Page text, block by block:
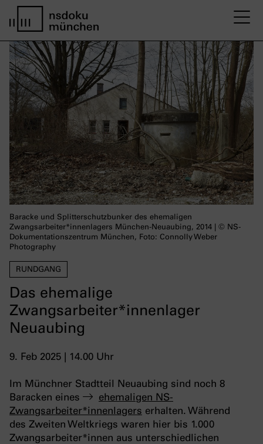
RUNDGANG
Das ehemalige
Zwangsarbeiter*innenlager
Neuaubing
9. Feb 2025 | 14.00 Uhr
Baracke und Splitterschutzbunker des ehemaligen
Zwangsarbeiter*innenlagers München-Neuaubing, 2014 | © NS-
Dokumentationszentrum München, Foto: Connolly Weber
Photography
Im Münchner Stadtteil Neuaubing sind noch 8
Baracken eines
ehemaligen NS-
Zwangsarbeiter*innenlagers erhalten. Während
des Zweiten Weltkriegs waren hier bis 1.000
Zwangsarbeiter*innen aus unterschiedlichen